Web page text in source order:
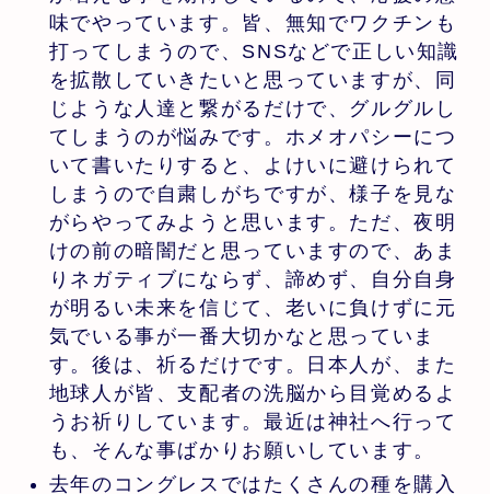
味でやっています。皆、無知でワクチンも
打ってしまうので、SNSなどで正しい知識
を拡散していきたいと思っていますが、同
じような人達と繋がるだけで、グルグルし
てしまうのが悩みです。ホメオパシーにつ
いて書いたりすると、よけいに避けられて
しまうので自粛しがちですが、様子を見な
がらやってみようと思います。ただ、夜明
けの前の暗闇だと思っていますので、あま
りネガティブにならず、諦めず、自分自身
が明るい未来を信じて、老いに負けずに元
気でいる事が一番大切かなと思っていま
す。後は、祈るだけです。日本人が、また
地球人が皆、支配者の洗脳から目覚めるよ
うお祈りしています。最近は神社へ行って
も、そんな事ばかりお願いしています。
去年のコングレスではたくさんの種を購入